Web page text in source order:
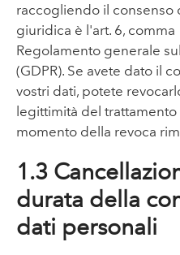
raccogliendo il consenso
giuridica è l'art. 6, comma
Regolamento generale
(GDPR). Se avete dato il
vostri dati, potete
legittimità del
momento della revoca
1.3
durata della
dati personali